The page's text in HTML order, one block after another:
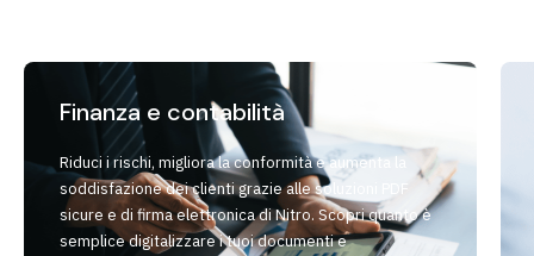
Finanza e contabilità
Riduci i rischi, migliora la conformità e aumenta la
soddisfazione dei clienti grazie alle soluzioni PDF
sicure e di firma elettronica di Nitro. Scopri quanto è
semplice digitalizzare i tuoi documenti e